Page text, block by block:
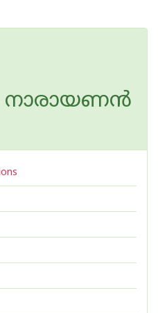
നാരായണൻ